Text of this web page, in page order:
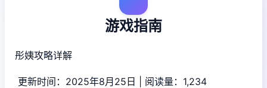
游戏指南
彤姨攻略详解
更新时间：2025年8月25日 | 阅读量：1,234